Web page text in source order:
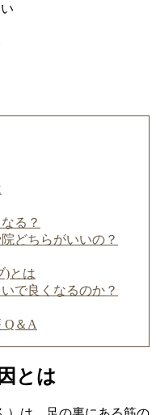
る？
どちらがいいの？
)とは
で良くなるのか？
Q＆A
とは